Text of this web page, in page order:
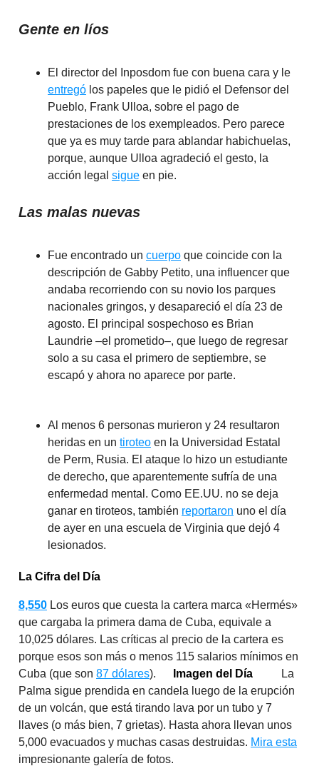
Gente en líos
El director del Inposdom fue con buena cara y le
entregó los papeles que le pidió el Defensor del
Pueblo, Frank Ulloa, sobre el pago de
prestaciones de los exempleados. Pero parece
que ya es muy tarde para ablandar habichuelas,
porque, aunque Ulloa agradeció el gesto, la
acción legal sigue en pie.
Las malas nuevas
Fue encontrado un cuerpo que coincide con la
descripción de Gabby Petito, una influencer que
andaba recorriendo con su novio los parques
nacionales gringos, y desapareció el día 23 de
agosto. El principal sospechoso es Brian
Laundrie –el prometido–, que luego de regresar
solo a su casa el primero de septiembre, se
escapó y ahora no aparece por parte.
Al menos 6 personas murieron y 24 resultaron
heridas en un tiroteo en la Universidad Estatal
de Perm, Rusia. El ataque lo hizo un estudiante
de derecho, que aparentemente sufría de una
enfermedad mental. Como EE.UU. no se deja
ganar en tiroteos, también reportaron uno el día
de ayer en una escuela de Virginia que dejó 4
lesionados.
La Cifra del Día
8,550 Los euros que cuesta la cartera marca «Hermés»
que cargaba la primera dama de Cuba, equivale a
10,025 dólares. Las críticas al precio de la cartera es
porque esos son más o menos 115 salarios mínimos en
Cuba (que son 87 dólares). Imagen del Día
La
Palma sigue prendida en candela luego de la erupción
de un volcán, que está tirando lava por un tubo y 7
llaves (o más bien, 7 grietas). Hasta ahora llevan unos
5,000 evacuados y muchas casas destruidas. Mira esta
impresionante galería de fotos.